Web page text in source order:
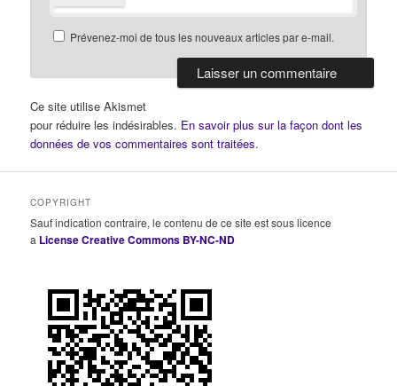
Prévenez-moi de tous les nouveaux articles par e-mail.
Ce site utilise Akismet
pour réduire les indésirables. En savoir plus sur la façon dont les
données de vos commentaires sont traitées.
COPYRIGHT
Sauf indication contraire, le contenu de ce site est sous licence
a License Creative Commons BY-NC-ND